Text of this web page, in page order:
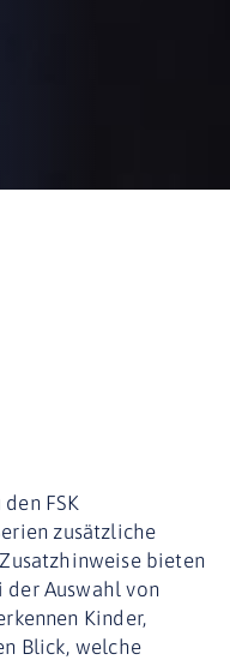
den FSK
zusätzliche
bieten
Auswahl von
Kinder,
Blick, welche